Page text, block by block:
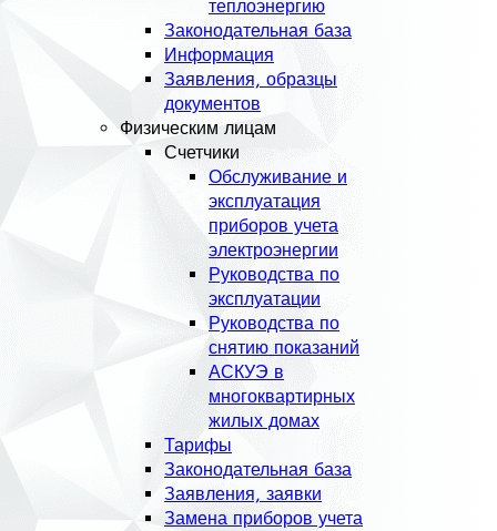
теплоэнергию
Законодательная база
Информация
Заявления, образцы
документов
Физическим лицам
Счетчики
Обслуживание и
эксплуатация
приборов учета
электроэнергии
Руководства по
эксплуатации
Руководства по
снятию показаний
АСКУЭ в
многоквартирных
жилых домах
Тарифы
Законодательная база
Заявления, заявки
Замена приборов учета